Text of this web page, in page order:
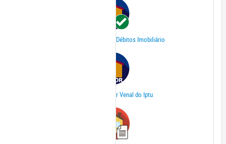
Certidão Negativa de Débitos Imobiliário
Certidão de Valor Venal do Iptu